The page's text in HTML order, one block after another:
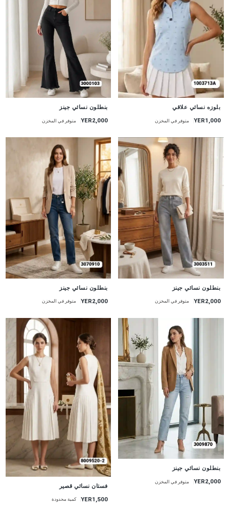
جديد
بلوزه نسائي علاقي
YER1,000 متوفر في المخزن
بنطلون نسائي جينز
YER2,000 متوفر في المخزن
بنطلون نسائي جينز
YER2,000 متوفر في المخزن
بنطلون نسائي جينز
YER2,000 متوفر في المخزن
بنطلون نسائي جينز
YER2,000 متوفر في المخزن
فستان نسائي قصير
YER1,500 كمية محدودة